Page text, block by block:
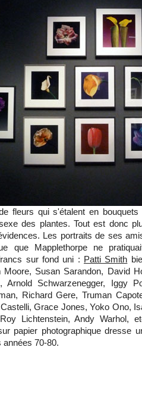
fleurs qui s'étalent en bouquets
des plantes. Tout est donc
Les portraits de ses
que Mapplethorpe ne
sur fond uni : Patti Smith
Moore, Susan Sarandon, David
Arnold Schwarzenegger, Iggy
Richard Gere, Truman
Grace Jones, Yoko Ono,
Lichtenstein, Andy Warhol,
papier photographique dresse
années 70-80.